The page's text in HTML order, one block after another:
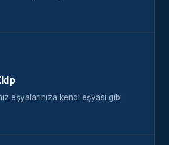
eşyalarınıza kendi eşyası gibi